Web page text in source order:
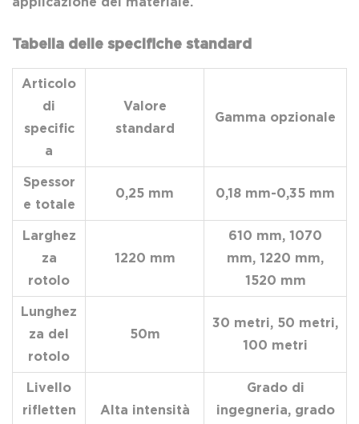
Tabella delle specifiche standard
Articolo
di
specific
a
Valore
standard
Gamma opzionale
Spessor
e totale
0,25 mm 0,18 mm-0,35 mm
Larghez
za
rotolo
1220 mm
610 mm, 1070
mm, 1220 mm,
1520 mm
Lunghez
za del
rotolo
50m
30 metri, 50 metri,
100 metri
Livello
rifletten
Alta intensità
Grado di
ingegneria, grado